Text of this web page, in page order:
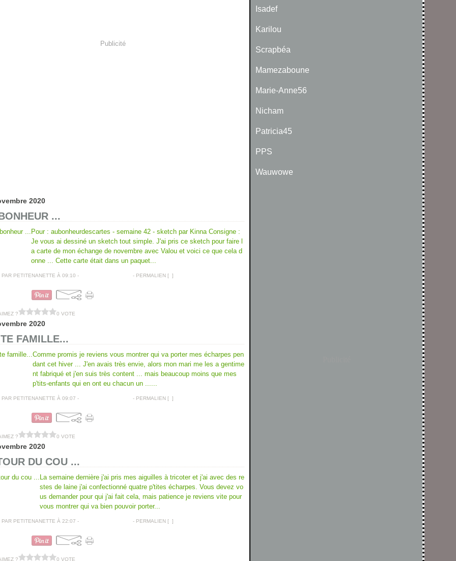
Publicité
2020
...
Pour : aubonheurdescartes - semaine 42 - sketch par Kinna Consigne :
Je vous ai dessiné un sketch tout simple. J'ai pris ce sketch pour faire l
a carte de mon échange de novembre avec Valou et voici ce que cela d
onne ... Cette carte était dans un paquet...
PAR PETITENANETTE À 09:10 - - PERMALIEN [# ]
? 0 VOTE
2020
FAMILLE...
Comme promis je reviens vous montrer qui va porter mes écharpes pen
dant cet hiver ... J'en avais très envie, alors mon mari me les a gentime
nt fabriqué et j'en suis très content ... mais beaucoup moins que mes
p'tits-enfants qui en ont eu chacun un ......
PAR PETITENANETTE À 09:07 - - PERMALIEN [# ]
? 0 VOTE
2020
DU COU ...
La semaine dernière j'ai pris mes aiguilles à tricoter et j'ai avec des re
stes de laine j'ai confectionné quatre p'tites écharpes. Vous devez vo
us demander pour qui j'ai fait cela, mais patience je reviens vite pour
vous montrer qui va bien pouvoir porter...
PAR PETITENANETTE À 22:07 - - PERMALIEN [# ]
? 0 VOTE
Isadef
Karilou
Scrapbéa
Mamezaboune
Marie-Anne56
Nicham
Patricia45
PPS
Wauwowe